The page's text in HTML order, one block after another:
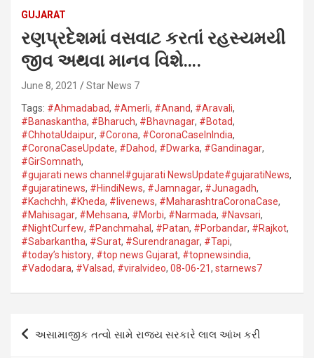
GUJARAT
રણપ્રદેશમાં વસવાટ કરતાં રહસ્યમયી
જીવ અથવા માનવ વિશે….
June 8, 2021
Star News 7
Tags: #Ahmadabad, #Amerli, #Anand, #Aravali,
#Banaskantha​, #Bharuch, #Bhavnagar​, #Botad,
#ChhotaUdaipur, #Corona​, #CoronaCaseInIndia,
#CoronaCaseUpdate, #Dahod​, #Dwarka​, #Gandinagar,
#GirSomnath,
#gujarati news channel#gujarati NewsUpdate#gujaratiNews,
#gujaratinews, #HindiNews, #Jamnagar​, #Junagadh​,
#Kachchh, #Kheda​, #livenews, #MaharashtraCoronaCase,
#Mahisagar​, #Mehsana, #Morbi, #Narmada, #Navsari​,
#NightCurfew, #Panchmahal , #Patan​, #Porbandar​, #Rajkot​,
#Sabarkantha​, #Surat​, #Surendranagar, #Tapi​,
#today’s history, #top news Gujarat, #topnewsindia,
#Vadodara​, #Valsad​, #viralvideo, 08-06-21, starnews7
Post
navigation
અસામાજીક તત્વો સામે રાજય સરકારે લાલ આંખ કરી